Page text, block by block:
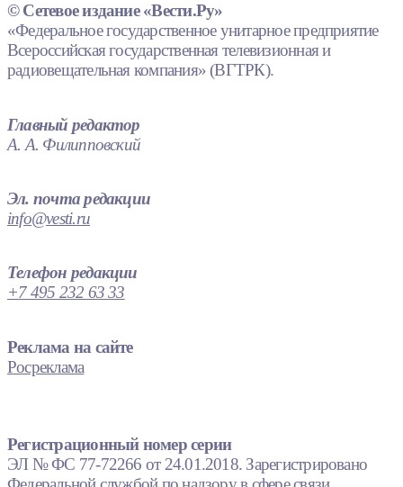
© Сетевое издание «Вести.Ру»
«Федеральное государственное унитарное предприятие
Всероссийская государственная телевизионная и
радиовещательная компания» (ВГТРК).
Главный редактор
А. А. Филипповский
Эл. почта редакции
info@vesti.ru
Телефон редакции
+7 495 232 63 33
Реклама на сайте
Росреклама
Регистрационный номер серии
ЭЛ № ФС 77-72266 от 24.01.2018. Зарегистрировано